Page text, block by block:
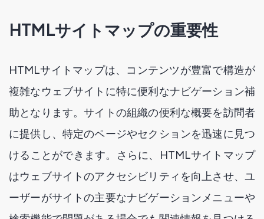
HTMLサイトマップの重要性
HTMLサイトマップは、コンテンツが豊富で構造が
複雑なウェブサイトに特に便利なナビゲーション補
助となります。サイトの組織の便利な概要を訪問者
に提供し、特定のページやセクションを迅速に見つ
けることができます。さらに、HTMLサイトマップ
はウェブサイトのアクセシビリティを向上させ、ユ
ーザーがサイトの主要なナビゲーションメニューや